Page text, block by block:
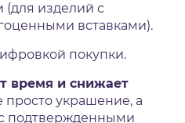
(для изделий с
вставками).
покупки.
время и снижает
просто украшение, а
подтвержденными